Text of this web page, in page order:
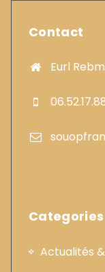
Contact
Eurl
Categories
Actualités